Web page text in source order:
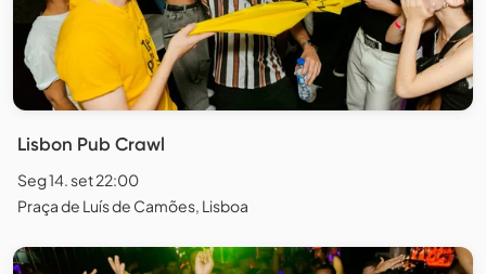
Lisbon Pub Crawl
Seg 14. set 22:00
Praça de Luís de Camões, Lisboa